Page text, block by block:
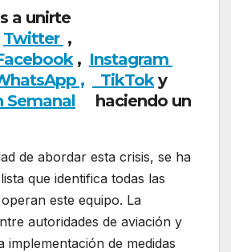
a unirte
Twitter ,
, Instagram
, TikToky
Semanal haciendo un
de abordar esta crisis, se ha
que identifica todas las
este equipo. La
autoridades de aviación y
implementación de medidas